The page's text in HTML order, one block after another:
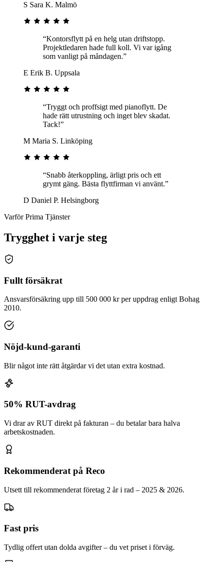
S Sara K. Malmö
“Kontorsflytt på en helg utan driftstopp.
Projektledaren hade full koll. Vi var igång
som vanligt på måndagen.”
E Erik B. Uppsala
“Tryggt och proffsigt med pianoflytt. De
hade rätt utrustning och inget blev skadat.
Tack!”
M Maria S. Linköping
“Snabb återkoppling, ärligt pris och ett
grymt gäng. Bästa flyttfirman vi använt.”
D Daniel P. Helsingborg
Varför Prima Tjänster
Trygghet i varje steg
Fullt försäkrat
Ansvarsförsäkring upp till 500 000 kr per uppdrag enligt Bohag
2010.
Nöjd-kund-garanti
Blir något inte rätt åtgärdar vi det utan extra kostnad.
50% RUT-avdrag
Vi drar av RUT direkt på fakturan – du betalar bara halva
arbetskostnaden.
Rekommenderat på Reco
Utsett till rekommenderat företag 2 år i rad – 2025 & 2026.
Fast pris
Tydlig offert utan dolda avgifter – du vet priset i förväg.